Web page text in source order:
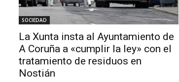
SOCIEDAD
La Xunta insta al Ayuntamiento de
A Coruña a «cumplir la ley» con el
tratamiento de residuos en
Nostián